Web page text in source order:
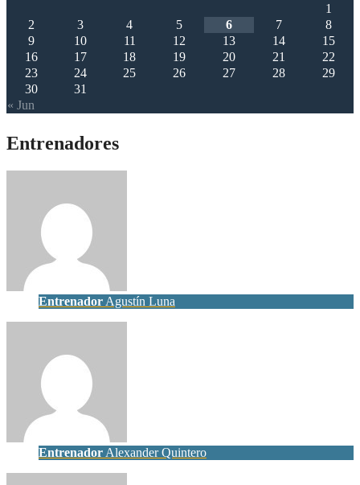
« Jun
1
2
3 4 5 6 7
8
9
10 11 12 13 14
15
16
17 18 19 20 21
22
23
24 25 26 27 28
29
30
31
Entrenadores
Entrenador Agustín Luna
Entrenador Alexander Quintero